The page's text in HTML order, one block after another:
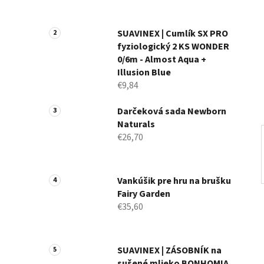
n
SUAVINEX | Cumlík SX PRO
fyziologický 2 KS WONDER
0/6m - Almost Aqua +
Illusion Blue
€9,84
Darčeková sada Newborn
Naturals
€26,70
Vankúšik pre hru na brušku
Fairy Garden
€35,60
SUAVINEX | ZÁSOBNÍK na